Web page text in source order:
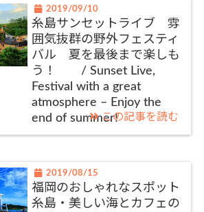
2019/09/10
糸島サンセットライブ 雰
囲気抜群の野外フェスティ
バル 夏を最後まで楽しも
う！ / Sunset Live,
Festival with a great
atmosphere – Enjoy the
end of summer!この記事を読む
2019/08/15
福岡のおしゃれなスポット
糸島・美しい海とカフェの